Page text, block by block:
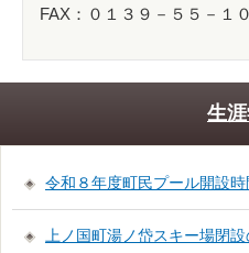
FAX：０１３９－５５－１
生
令和８年度町民プール開設
上ノ国町湯ノ岱スキー場閉